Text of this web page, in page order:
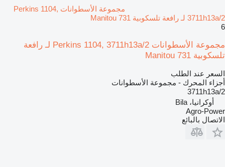
مجموعة الأسطوانات Perkins 1104,
3711h13a/2 لـ رافعة تلسكوبية Manitou 731
6
مجموعة الأسطوانات Perkins 1104, 3711h13a/2 لـ رافعة
تلسكوبية Manitou 731
السعر عند الطلب
أجزاء المحرك - مجموعة الأسطوانات
3711h13a/2
أوكرانيا، Bila
Agro-Power
الاتصال بالبائع